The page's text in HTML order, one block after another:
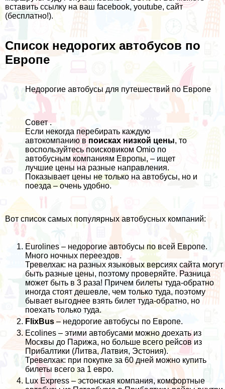
вставить ссылку на ваш facebook, youtube, сайт
(бесплатно!).
Список недорогих автобусов по
Европе
Недорогие автобусы для путешествий по Европе
Совет .
Если некогда перебирать каждую
автокомпанию впоисках низкой цены, то
воспользуйтесь поисковиком Omio по
автобусным компаниям Европы, – ищет
лучшие цены на разные направления.
Показывает цены не только на автобусы, но и
поезда – очень удобно.
Вот список самых популярных автобусных компаний:
Eurolines – недорогие автобусы по всей Европе.
Много ночных переездов.
Тревелхак: на разных языковых версиях сайта могут
быть разные цены, поэтому проверяйте. Разница
может быть в 3 раза! Причем билеты туда-обратно
иногда стоят дешевле, чем только туда, поэтому
бывает выгоднее взять билет туда-обратно, но
поехать только туда.
FlixBus – недорогие автобусы по Европе.
Ecolines – этими автобусами можно доехать из
Москвы до Парижа, но больше всего рейсов из
Прибалтики (Литва, Латвия, Эстония).
Тревелхак: при покупке за 60 дней можно купить
билеты всего за 1 евро.
Lux Express – эстонская компания, комфортные